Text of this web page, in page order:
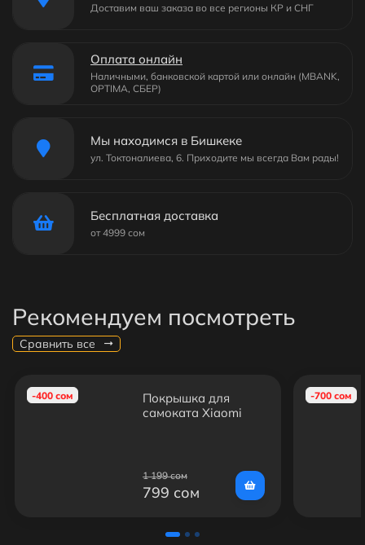
Доставим ваш заказа во все регионы КР и СНГ
Оплата онлайн
Наличными, банковской картой или онлайн (MBANK,
OPTIMA, СБЕР)
Мы находимся в Бишкеке
ул. Токтоналиева, 6. Приходите мы всегда Вам рады!
Бесплатная доставка
от 4999 сом
Рекомендуем посмотреть
Сравнить все
-400 сом
Покрышка для
самоката Xiaomi
1 199 сом
799 сом
-700 сом